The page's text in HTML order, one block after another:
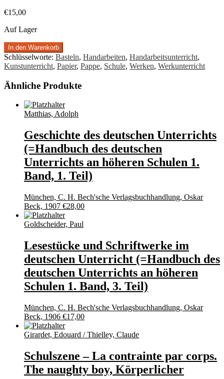
€15,00
Auf Lager
In den Warenkorb
Schlüsselworte: Basteln, Handarbeiten, Handarbeitsunterricht,
Kunstunterricht, Papier, Pappe, Schule, Werken, Werkunterricht
Ähnliche Produkte
Matthias, Adolph
Geschichte des deutschen Unterrichts
(=Handbuch des deutschen
Unterrichts an höheren Schulen 1.
Band, 1. Teil)
München, C. H. Bech'sche Verlagsbuchhandlung, Oskar
Beck, 1907 €28,00
Goldscheider, Paul
Lesestücke und Schriftwerke im
deutschen Unterricht (=Handbuch des
deutschen Unterrichts an höheren
Schulen 1. Band, 3. Teil)
München, C. H. Bech'sche Verlagsbuchhandlung, Oskar
Beck, 1906 €17,00
Girardet, Edouard / Thielley, Claude
Schulszene – La contrainte par corps.
The naughty boy, Körperlicher